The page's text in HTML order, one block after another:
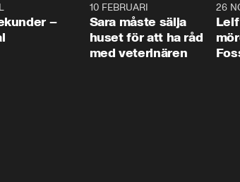
–
10 FEBRUARI
Sara måste sälja
huset för att ha råd
med veterinären
26